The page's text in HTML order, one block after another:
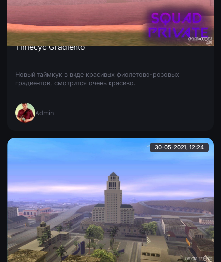
Timecyc Gradiento
Новый таймкук в виде красивых фиолетово-розовых
градиентов, смотрится очень красиво.
Admin
30-05-2021, 12:24